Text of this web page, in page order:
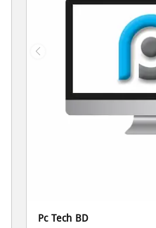
Pc Tech BD